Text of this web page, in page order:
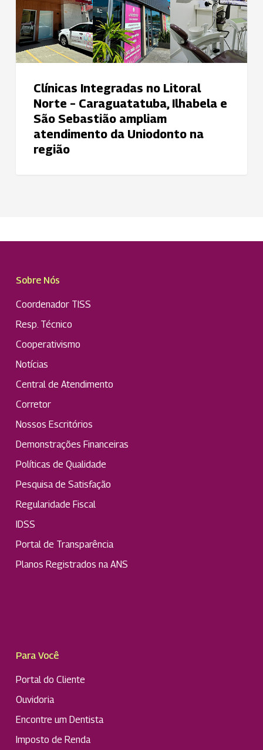
Caraguatatuba,
Ilhabela
e
São
ampliam
atendimento
Uniodonto
Clínicas Integradas no Litoral
Norte – Caraguatatuba, Ilhabela e
São Sebastião ampliam
atendimento da Uniodonto na
região
Sobre Nós
Coordenador TISS
Resp. Técnico
Cooperativismo
Notícias
Central de Atendimento
Corretor
Nossos Escritórios
Demonstrações Financeiras
Políticas de Qualidade
Pesquisa de Satisfação
Regularidade Fiscal
IDSS
Portal de Transparência
Planos Registrados na ANS
Para Você
Portal do Cliente
Ouvidoria
Encontre um Dentista
Imposto de Renda